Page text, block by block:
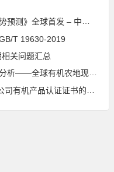
– 中国有机市场规模跻身世界第三
T 19630-2019
关问题汇总
地现状与有机食品（含饮料）市场
机产品认证证书的公告